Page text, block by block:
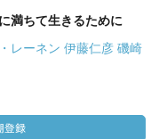
満ちて生きるために
レーネン 伊藤仁彦 磯崎